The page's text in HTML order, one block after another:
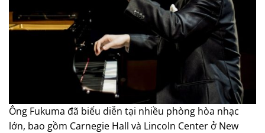
Ông Fukuma đã biểu diễn tại nhiều phòng hòa nhạc
lớn, bao gồm Carnegie Hall và Lincoln Center ở New